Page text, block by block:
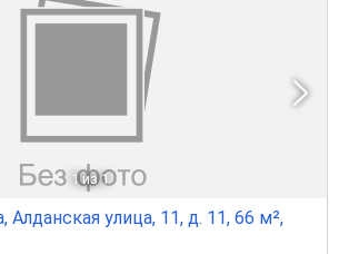
1 из 1
Алданская улица, 11, д. 11, 66 м²,